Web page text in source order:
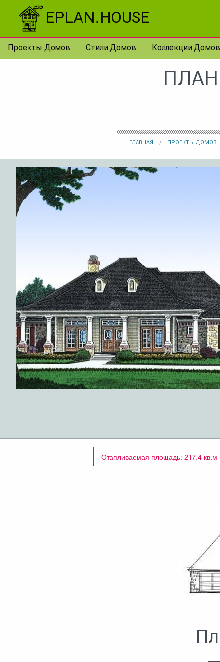
Перейти к контенту
EPLAN.HOUSE
Проекты Домов Стили Домов Коллекции Домов
ГЛАВНАЯ ПРОЕКТЫ ДОМОВ
Отапливаемая площадь: 217.4 кв.м